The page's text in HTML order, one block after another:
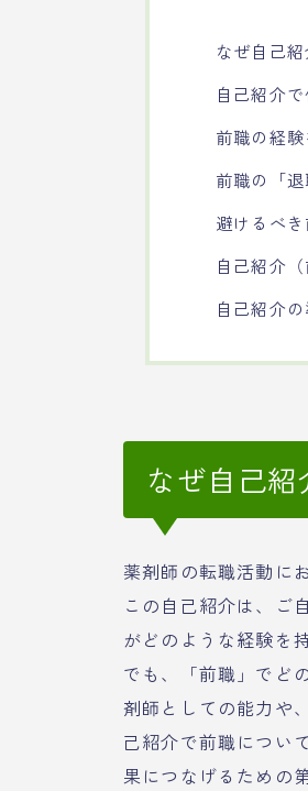
なぜ自己
自己紹介
前職の経
前職の「
避けるべ
自己紹介
自己紹介
なぜ自己
薬剤師の転職活動に
この自己紹介は、ご
がどのような経験を
でも、「前職」でど
剤師としての能力や
己紹介で前職につい
果につなげるための